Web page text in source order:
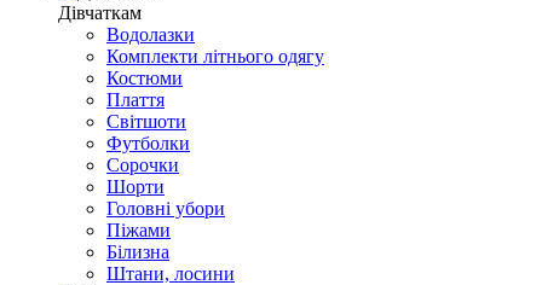
Дівчаткам
Водолазки
Комплекти літнього одягу
Костюми
Плаття
Світшоти
Футболки
Сорочки
Шорти
Головні убори
Піжами
Білизна
Штани, лосини